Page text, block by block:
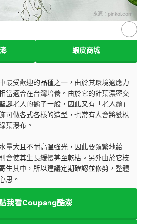
來源： pinkoi.com
蝦皮商城
最受歡迎的品種之一，由於其環境適應力
當適合在台灣培養。由於它的針葉濃密交
誕老人的鬍子一般，因此又有「老人鬚」
可做各式各樣的造型，也常有人會將數株
葉瀑布。
量大且不耐高溫強光，因此要頻繁地給
會使其生長緩慢甚至乾枯。另外由於它枝
生其中，所以建議定期確認並修剪，整體
思。
我看Coupang酷澎